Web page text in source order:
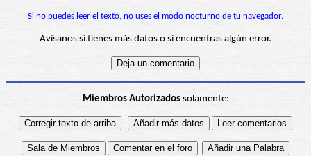
Si no puedes leer el texto, no uses el modo nocturno de tu navegador.
Avísanos si tienes más datos o si encuentras algún error.
Miembros Autorizadossolamente: